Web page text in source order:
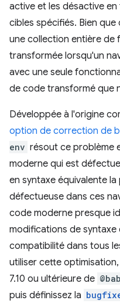
active et les désactive
cibles spécifiés. Bien
une collection entière de
transformée lorsqu'un
avec une seule
de code transformé que
Développée à l'origine
option de correction de
env résout ce problème
moderne qui est
en syntaxe équivalente
défectueuse dans ces
code moderne presque
modifications de syntaxe
compatibilité dans tous
utiliser cette
7.10 ou ultérieure de
puis définissez la